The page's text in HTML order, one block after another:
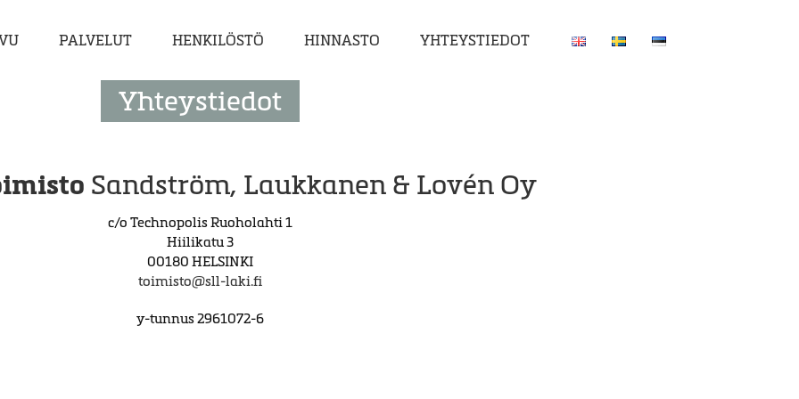
PALVELUT HENKILÖSTÖ HINNASTO YHTEYSTIEDOT
Yhteystiedot
Sandström, Laukkanen & Lovén Oy
c/o Technopolis Ruoholahti 1
Hiilikatu 3
00180 HELSINKI
toimisto@sll-laki.fi
y-tunnus 2961072-6